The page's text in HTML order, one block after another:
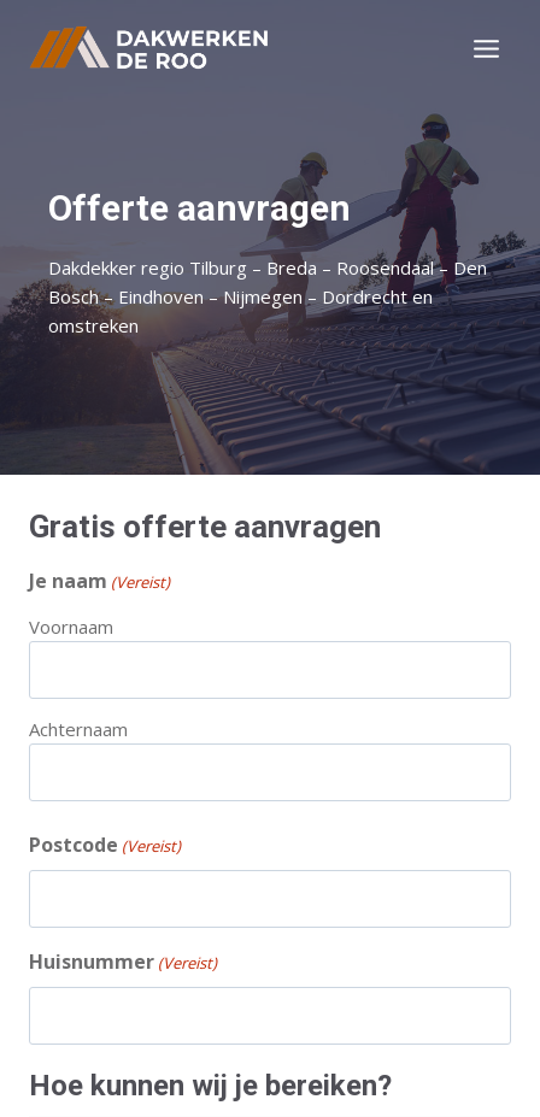
inhoud
Offerte aanvragen
Dakdekker regio Tilburg – Breda – Roosendaal – Den
Bosch – Eindhoven – Nijmegen – Dordrecht en
omstreken
Gratis offerte aanvragen
Je naam (Vereist)
Voornaam
Achternaam
Postcode (Vereist)
Huisnummer (Vereist)
Hoe kunnen wij je bereiken?